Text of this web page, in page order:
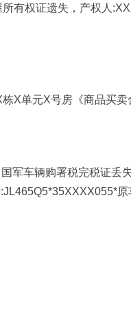
有权证遗失，产权人
X单元X号房《商品买卖
军车辆购署税完税证丢